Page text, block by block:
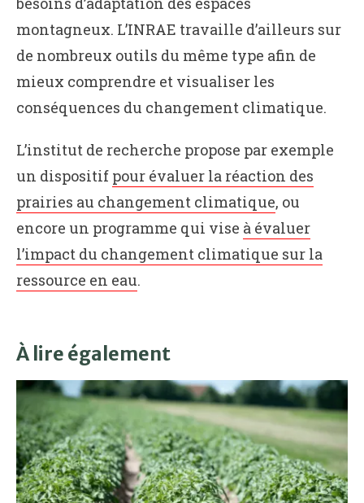
montagneux. L’INRAE travaille d’ailleurs sur
de nombreux outils du même type afin de
mieux comprendre et visualiser les
conséquences du changement climatique.
L’institut de recherche propose par exemple
un dispositif pour évaluer la réaction des
prairies au changement climatique, ou
encore un programme qui vise à évaluer
l’impact du changement climatique sur la
ressource en eau.
À lire également